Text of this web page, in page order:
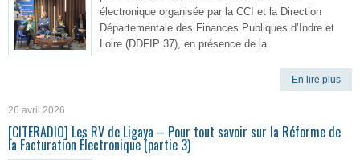
électronique organisée par la CCI et la Direction
Départementale des Finances Publiques d’Indre et
Loire (DDFIP 37), en présence de la
En lire plus
26 avril 2026
[CITERADIO] Les RV de Ligaya – Pour tout savoir sur la Réforme de
la Facturation Électronique (partie 3)